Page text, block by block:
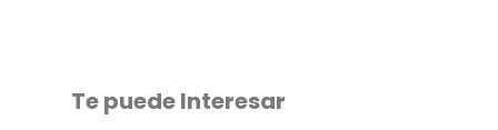
Te puede Interesar